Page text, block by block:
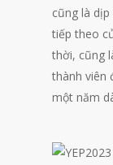
cũng là
tiếp theo
thời, cũng
thành viên
một năm